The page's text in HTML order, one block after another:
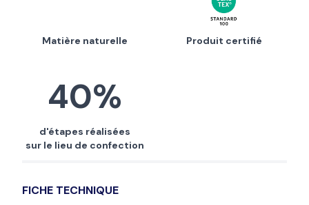
Matière naturelle Produit certifié
40%
d'étapes réalisées
sur le lieu de confection
FICHE TECHNIQUE